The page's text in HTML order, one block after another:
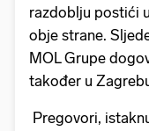
razdoblju postići
obje strane.
MOL Grupe
također u
Pregovori,